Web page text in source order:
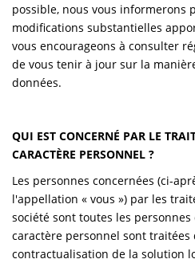
possible, nous vous informerons
modifications substantielles
vous encourageons à consulter
de vous tenir à jour sur la
données.
QUI EST CONCERNÉ PAR LE
CARACTÈRE PERSONNEL ?
Les personnes concernées (ci-
l'appellation « vous ») par les
société sont toutes les
caractère personnel sont traitées
contractualisation de la solution